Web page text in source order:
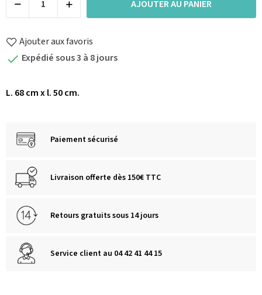
AJOUTER AU PANIER
Ajouter aux favoris
 Expédié sous 3 à 8 jours
L. 68 cm x l. 50 cm.
Paiement sécurisé
Livraison offerte dès 150€ TTC
Retours gratuits sous 14 jours
Service client au 04 42 41 44 15